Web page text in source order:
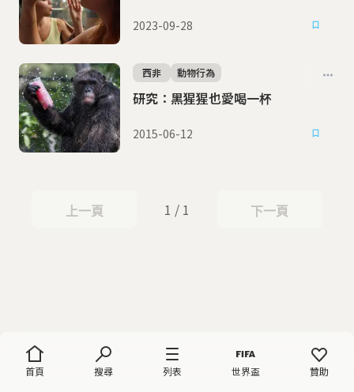
首頁 搜尋 列表 世界盃 贊助
2023-09-28
研究：黑猩猩也愛喝一杯
西非 動物行為
2015-06-12
上一頁
上一頁 1 / 1 下一頁
下一頁